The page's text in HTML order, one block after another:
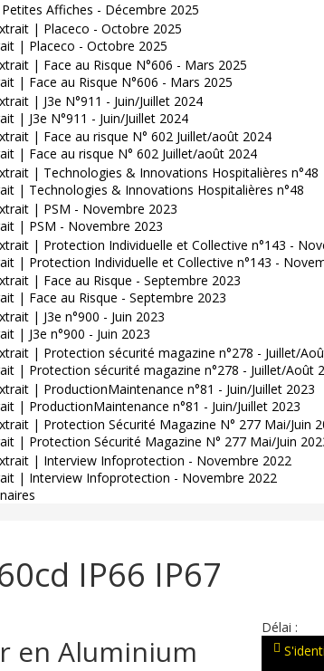
Affiches - Décembre 2025
| Placeco - Octobre 2025
| Face au Risque N°606 - Mars 2025
| J3e N°911 - Juin/Juillet 2024
| Face au risque N° 602 Juillet/août 2024
| Technologies & Innovations Hospitalières n°48
| PSM - Novembre 2023
| Protection Individuelle et Collective n°143 -
| Face au Risque - Septembre 2023
| J3e n°900 - Juin 2023
| Protection sécurité magazine n°278 - Juillet/Août
| ProductionMaintenance n°81 - Juin/Juillet 2023
| Protection Sécurité Magazine N° 277 Mai/Juin
| Interview Infoprotection - Novembre 2022
IP66 IP67
en Aluminium
Délai :